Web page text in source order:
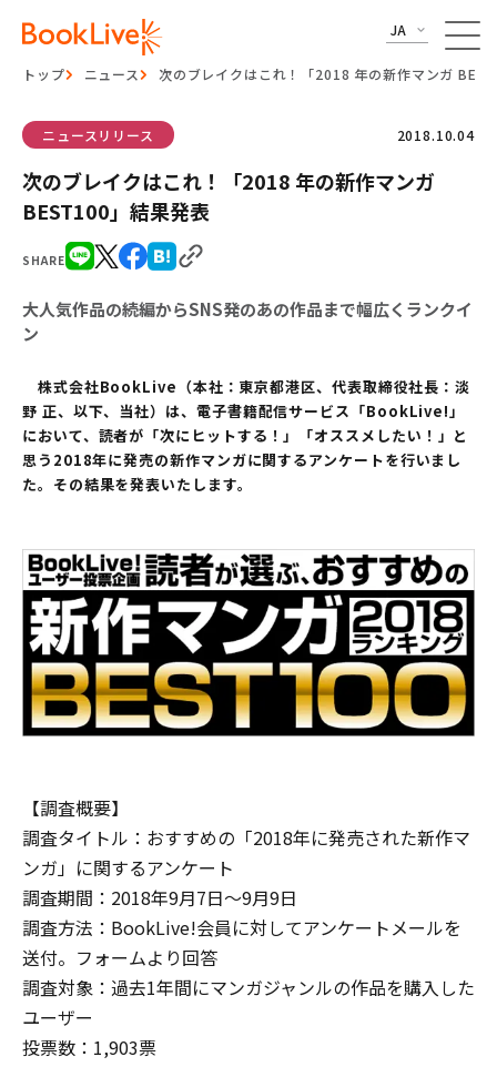
JA
トップ ニュース 次のブレイクはこれ！「2018 年の新作マンガ
SHARE
ニュースリリース 2018.10.04
次のブレイクはこれ！「2018 年の新作マンガ
BEST100」結果発表
大人気作品の続編からSNS発のあの作品まで幅広くランクイ
ン
株式会社BookLive（本社：東京都港区、代表取締役社長：淡
野 正、以下、当社）は、電子書籍配信サービス「BookLive!」
において、読者が「次にヒットする！」「オススメしたい！」と
思う2018年に発売の新作マンガに関するアンケートを行いまし
た。その結果を発表いたします。
【調査概要】
調査タイトル：おすすめの「2018年に発売された新作マ
ンガ」に関するアンケート
調査期間：2018年9月7日～9月9日
調査方法：BookLive!会員に対してアンケートメールを
送付。フォームより回答
調査対象：過去1年間にマンガジャンルの作品を購入した
ユーザー
投票数：1,903票